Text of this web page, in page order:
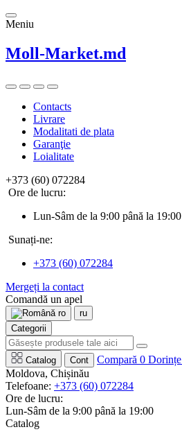
Meniu
Moll-Market.md
Contacts
Livrare
Modalitati de plata
Garanţie
Loialitate
+373 (60) 072284
Ore de lucru:
Lun-Sâm de la 9:00 până la 19:00
Sunați-ne:
+373 (60) 072284
Mergeți la contact
Comandă un apel
ro
ru
Categorii
Catalog Cont Compară 0 Dorințe
Moldova, Chișinău
Telefoane: +373 (60) 072284
Ore de lucru:
Lun-Sâm de la 9:00 până la 19:00
Catalog